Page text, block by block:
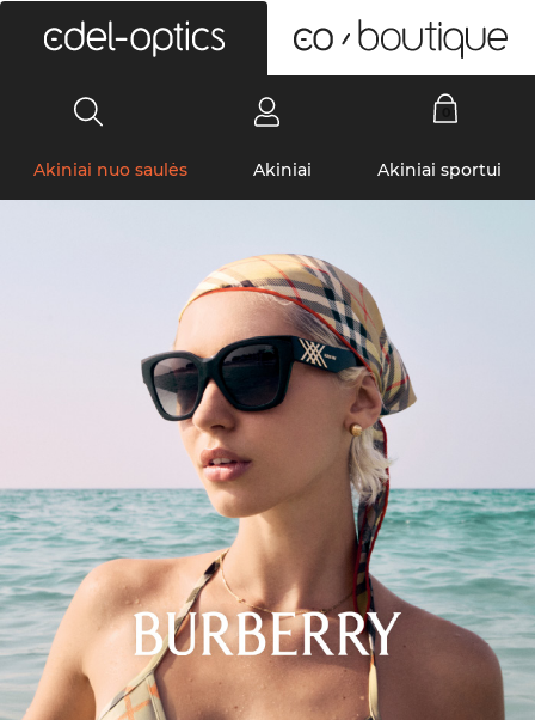
Akiniai nuo saulės Akiniai Akiniai sportui